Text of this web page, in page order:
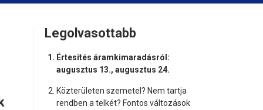
Legolvasottabb
Értesítés áramkimaradásról:
augusztus 13., augusztus 24.
Közterületen szemetel? Nem tartja
rendben a telkét? Fontos változások